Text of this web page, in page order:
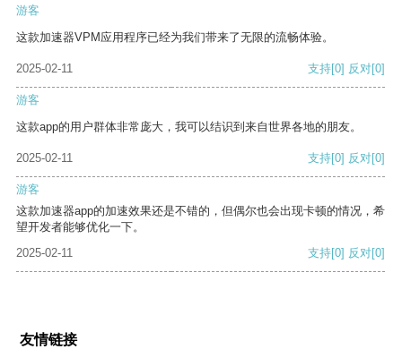
游客
这款加速器VPM应用程序已经为我们带来了无限的流畅体验。
2025-02-11 支持[0] 反对[0]
游客
这款app的用户群体非常庞大，我可以结识到来自世界各地的朋友。
2025-02-11 支持[0] 反对[0]
游客
这款加速器app的加速效果还是不错的，但偶尔也会出现卡顿的情况，希
望开发者能够优化一下。
2025-02-11
支持[0] 反对[0]
友情链接